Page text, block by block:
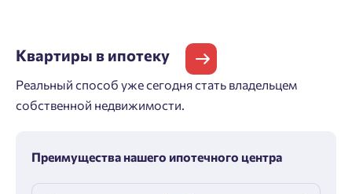
Квартиры в ипотеку
Реальный способ уже сегодня стать владельцем
собственной недвижимости.
Преимущества нашего ипотечного центра